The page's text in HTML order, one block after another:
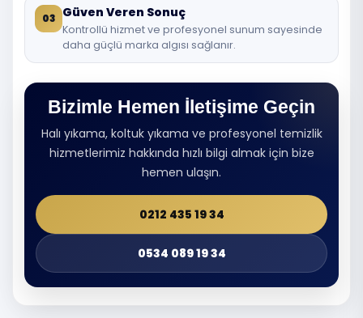
03 Güven Veren Sonuç
Kontrollü hizmet ve profesyonel sunum sayesinde
daha güçlü marka algısı sağlanır.
Bizimle Hemen İletişime Geçin
Halı yıkama, koltuk yıkama ve profesyonel temizlik
hizmetlerimiz hakkında hızlı bilgi almak için bize
hemen ulaşın.
0212 435 19 34
0534 089 19 34